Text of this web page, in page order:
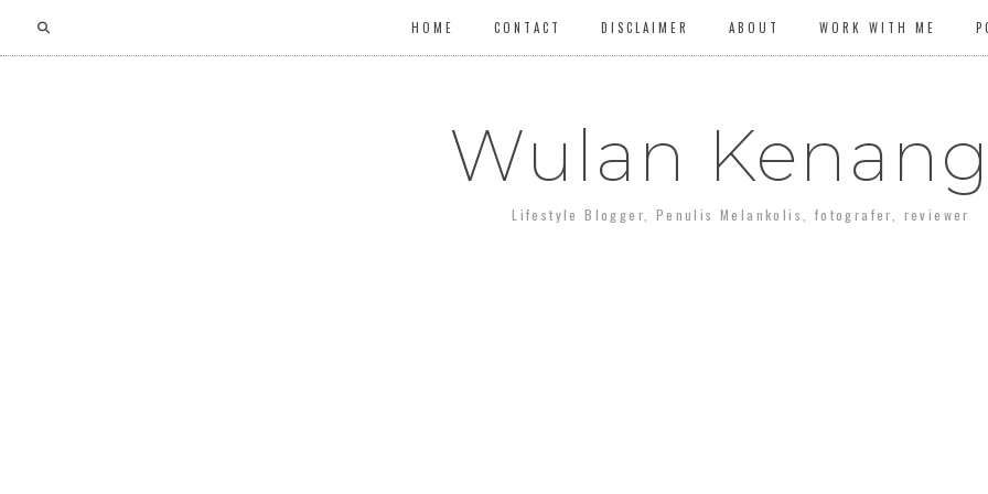
HOME CONTACT DISCLAIMER ABOUT WORK WITH ME
Wulan
Lifestyle Blogger, Penulis Melankolis, fotografer, reviewer